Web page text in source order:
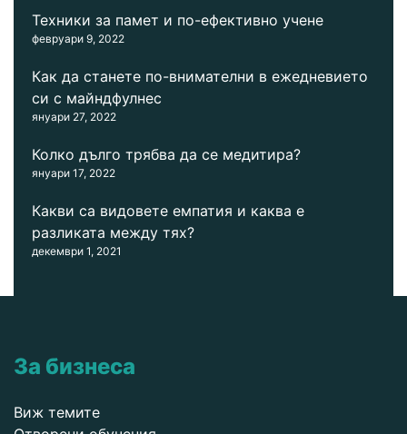
Техники за памет и по-ефективно учене
февруари 9, 2022
Как да станете по-внимателни в ежедневието
си с майндфулнес
януари 27, 2022
Колко дълго трябва да се медитира?
януари 17, 2022
Какви са видовете емпатия и каква е
разликата между тях?
декември 1, 2021
За бизнеса
Виж темите